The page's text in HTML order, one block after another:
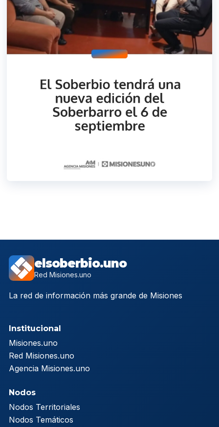
elsoberbio.uno
Red Misiones.uno
La red de información más grande de Misiones
Institucional
Misiones.uno
Red Misiones.uno
Agencia Misiones.uno
Nodos
Nodos Territoriales
Nodos Temáticos